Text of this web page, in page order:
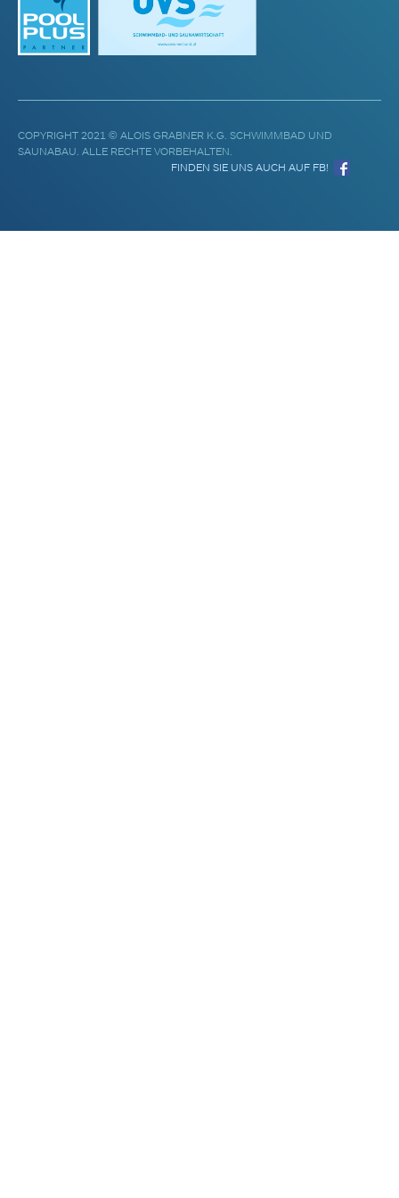
COPYRIGHT 2021 © ALOIS GRABNER K.G. SCHWIMMBAD UND
SAUNABAU. ALLE RECHTE VORBEHALTEN.
FINDEN SIE UNS AUCH AUF FB!